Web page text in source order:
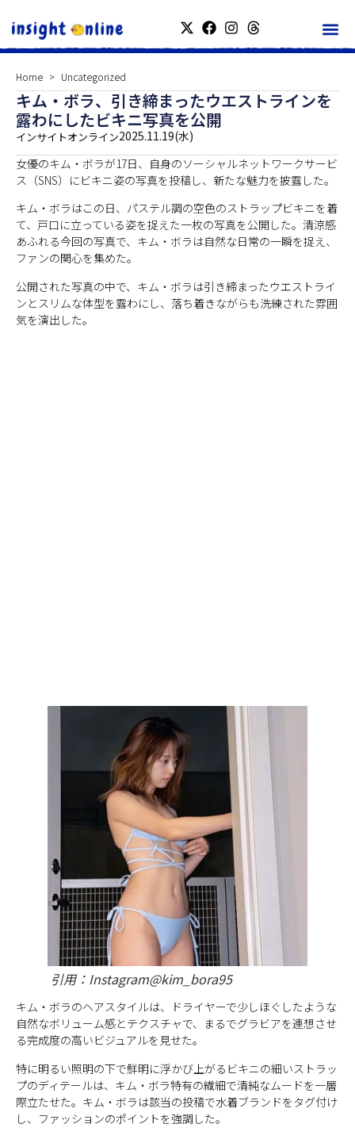
Home Uncategorized
キム・ボラ、引き締まったウエストラインを
露わにしたビキニ写真を公開
インサイトオンライン2025.11.19(水)
女優のキム・ボラが17日、自身のソーシャルネットワークサービ
ス（SNS）にビキニ姿の写真を投稿し、新たな魅力を披露した。
キム・ボラはこの日、パステル調の空色のストラップビキニを着
て、戸口に立っている姿を捉えた一枚の写真を公開した。清涼感
あふれる今回の写真で、キム・ボラは自然な日常の一瞬を捉え、
ファンの関心を集めた。
公開された写真の中で、キム・ボラは引き締まったウエストライ
ンとスリムな体型を露わにし、落ち着きながらも洗練された雰囲
気を演出した。
引用：Instagram@kim_bora95
キム・ボラのヘアスタイルは、ドライヤーで少しほぐしたような
自然なボリューム感とテクスチャで、まるでグラビアを連想させ
る完成度の高いビジュアルを見せた。
特に明るい照明の下で鮮明に浮かび上がるビキニの細いストラッ
プのディテールは、キム・ボラ特有の繊細で清純なムードを一層
際立たせた。キム・ボラは該当の投稿で水着ブランドをタグ付け
し、ファッションのポイントを強調した。